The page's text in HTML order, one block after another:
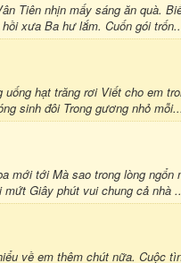
Tiên nhịn mấy sáng ăn quà.
xưa Ba hư lắm. Cuốn gói
hạt trăng rơi Viết cho em
sinh đôi Trong gương nhỏ mỗi...
mới tới Mà sao trong lòng ngổn
Giây phút vui chung cả nhà
về em thêm chút nữa. Cuộc